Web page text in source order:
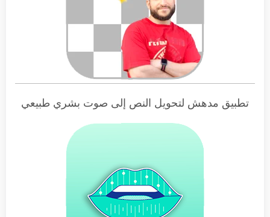
تطبيق مدهش لتحويل النص إلى صوت بشري طبيعي